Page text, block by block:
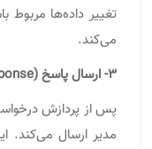
می‌کند.
۳- ارسال پاسخ (Response) به مدیر:
مدیر ارسال می‌کند.